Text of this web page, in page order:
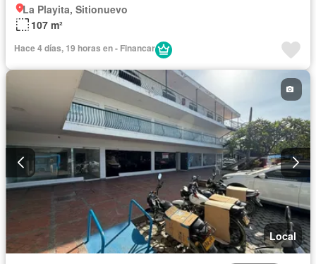
La Playita, Sitionuevo
107 m²
Hace 4 días, 19 horas en - Financar
Local